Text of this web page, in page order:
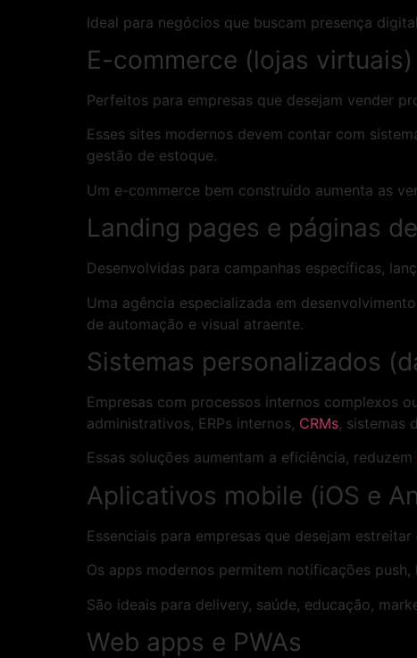
Ideal para negócios que buscam presença
E-commerce (lojas virtuais)
Perfeitos para empresas que desejam vender
Esses sites modernos devem contar com
gestão de estoque.
Um e-commerce bem construído aumenta as
Landing pages e páginas
Desenvolvidas para campanhas específicas,
Uma agência especializada em
de automação e visual atraente.
Sistemas personalizados
Empresas com processos internos complexos
administrativos, ERPs internos, CRMs, sistemas
Essas soluções aumentam a eficiência, reduzem
Aplicativos mobile (iOS e
Essenciais para empresas que desejam
Os apps modernos permitem notificações
São ideais para delivery, saúde, educação,
Web apps e PWAs